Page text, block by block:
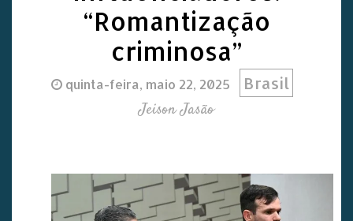
“Romantização
criminosa”
quinta-feira, maio 22, 2025 Brasil
Jeison Jasão